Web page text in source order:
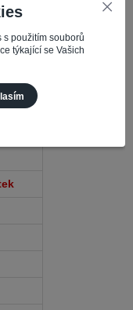
s použitím souborů
týkající se Vašich